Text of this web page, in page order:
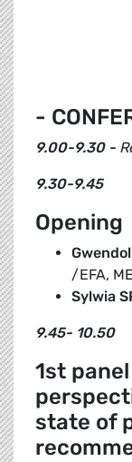
-
9.00-9.30 -
9.30-9.45
Opening
/EFA,
Sylwia
9.45- 10.50
1st
state of